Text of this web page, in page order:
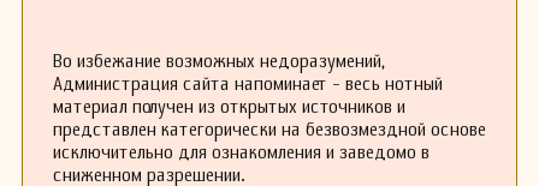
Во избежание возможных недоразумений,
Администрация сайта напоминает - весь нотный
материал получен из открытых источников и
представлен категорически на безвозмездной основе
исключительно для ознакомления и заведомо в
сниженном разрешении.